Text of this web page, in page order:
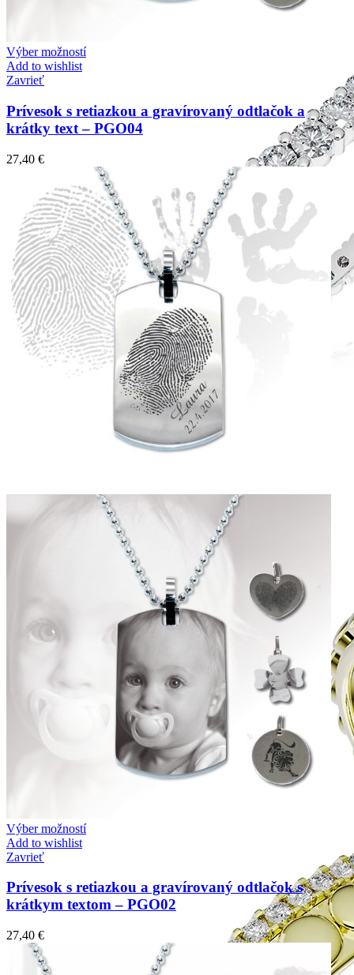
Harmónia klasiky a moderného dizajnu.
Výber možností
Add to wishlist
Zavrieť
Prívesok s retiazkou a gravírovaný odtlačok a
krátky text – PGO04
27,40 €
Výber možností
Add to wishlist
Zavrieť
Prívesok s retiazkou a gravírovaný odtlačok s
krátkym textom – PGO02
27,40 €